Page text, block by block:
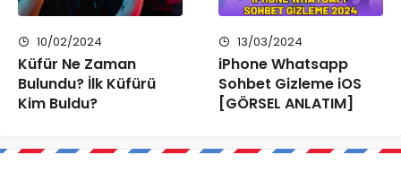
10/02/2024
Küfür Ne Zaman
Bulundu? İlk Küfürü
Kim Buldu?
13/03/2024
iPhone Whatsapp
Sohbet Gizleme iOS
[GÖRSEL ANLATIM]